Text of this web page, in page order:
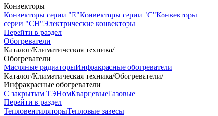
Конвекторы
Конвекторы серии "Е"Конвекторы серии "С"Конвекторы
серии "СН"Электрические конвекторы
Перейти в раздел
Обогреватели
Каталог/Климатическая техника/
Обогреватели
Масляные радиаторыИнфракрасные обогреватели
Каталог/Климатическая техника/Обогреватели/
Инфракрасные обогреватели
С закрытым ТЭНомКварцевыеГазовые
Перейти в раздел
ТепловентиляторыТепловые завесы